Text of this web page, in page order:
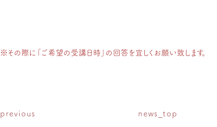
※その際に「ご希望の受講日時」の回答を宜しくお願い致します。
previous news_top